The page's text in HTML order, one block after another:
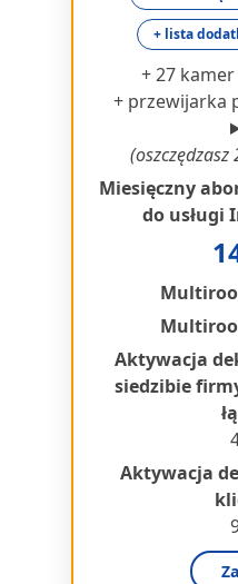
+ lista
+ 27
+ przewijarka
(oszczędzasz
Miesięczny
do usługi
Aktywacja
siedzibie
Aktywacja